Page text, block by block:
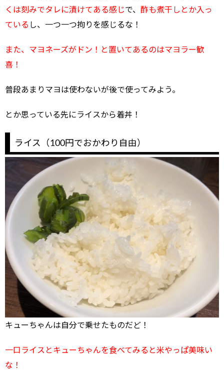
くは刻みでタレに漬けてある感じで、 酢も煮干しとか入っ
ている し、一つ一つ拘りを感じるな！
また、マヨネーズがドン！と置いてあるのはマヨラー歓
喜！
普段あまりマヨは使わないが後で使ってみよう。
とか思っている先にライスから着丼！
ライス（100円でおかわり自由）
キューちゃんは自分で乗せたものだど！
一口ライスとキューちゃんを食べてみると米やっぱ美味い
な！